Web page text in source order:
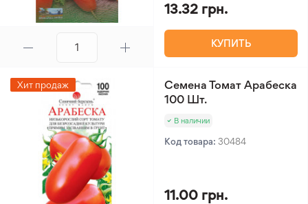
13.32 грн.
КУПИТЬ
Хит продаж
Семена Томат Арабеска
100 Шт.
В наличии
Код товара: 30484
11.00 грн.